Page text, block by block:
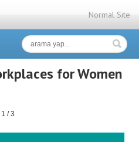
Normal Site
for Women
1 / 3